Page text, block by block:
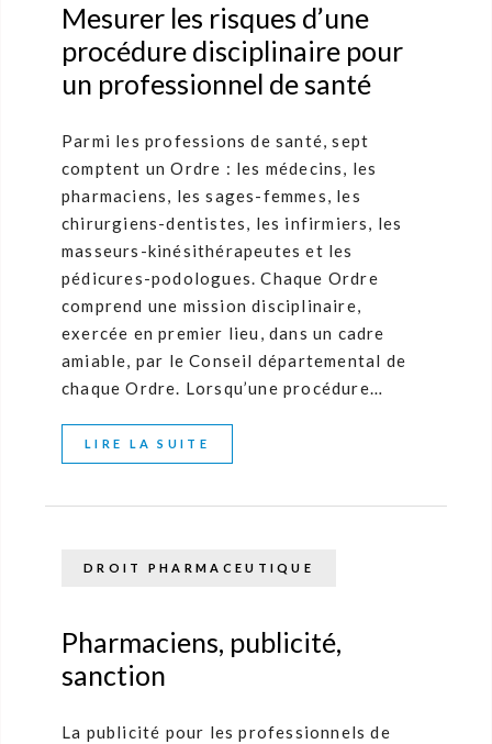
Mesurer les risques d’une
procédure disciplinaire pour
un professionnel de santé
Parmi les professions de santé, sept
comptent un Ordre : les médecins, les
pharmaciens, les sages-femmes, les
chirurgiens-dentistes, les infirmiers, les
masseurs-kinésithérapeutes et les
pédicures-podologues. Chaque Ordre
comprend une mission disciplinaire,
exercée en premier lieu, dans un cadre
amiable, par le Conseil départemental de
chaque Ordre. Lorsqu’une procédure…
LIRE LA SUITE
DROIT PHARMACEUTIQUE
Pharmaciens, publicité,
sanction
La publicité pour les professionnels de